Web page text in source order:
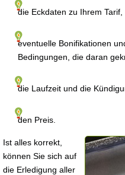
die Eckdaten zu Ihrem Tarif,
eventuelle Bonifikationen
Bedingungen, die daran
die Laufzeit und die
den Preis.
Ist alles korrekt,
können Sie sich auf
die Erledigung aller